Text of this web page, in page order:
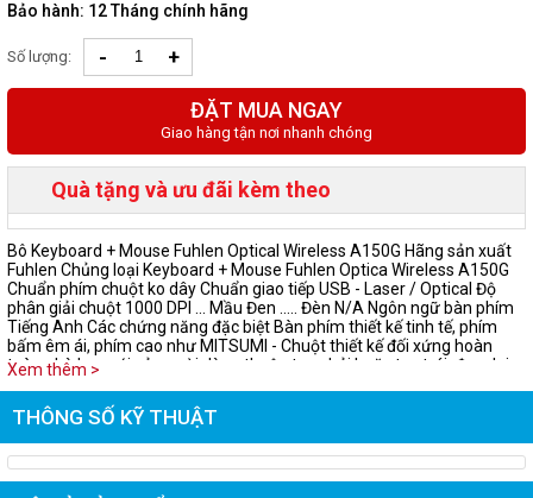
Bảo hành: 12 Tháng chính hãng
Số lượng: - +
ĐẶT MUA NGAY
Giao hàng tận nơi nhanh chóng
Quà tặng và ưu đãi kèm theo
Bô Keyboard + Mouse Fuhlen Optical Wireless A150G Hãng sản xuất
Fuhlen Chủng loại Keyboard + Mouse Fuhlen Optica Wireless A150G
Chuẩn phím chuột ko dây Chuẩn giao tiếp USB - Laser / Optical Độ
phân giải chuột 1000 DPI ... Mầu Đen ….. Đèn N/A Ngôn ngữ bàn phím
Tiếng Anh Các chứng năng đặc biệt Bàn phím thiết kế tinh tế, phím
bấm êm ái, phím cao như MITSUMI - Chuột thiết kế đối xứng hoàn
toàn phù hợp với cả người dùng thuận tay phải hoặc tay trái, đem lại
trên nhiều mặt phẳng, con trỏ không bị rung, tự động điều chỉnh kênh
thu sóng, tránh nhiễu, khoảng cách hoạt động 10m. -Công nghệ tiết
kiệm năng lượng. - Tuổi thọ pin: 12 tháng,sử dụng 1 pin Alkaline - Màu:
Black - Kích thước bàn phím: 451*123*19mm - Trọng lượng: 406.5g -
Kích thước chuột: 110*63*34.4mm
Xem thêm >
THÔNG SỐ KỸ THUẬT